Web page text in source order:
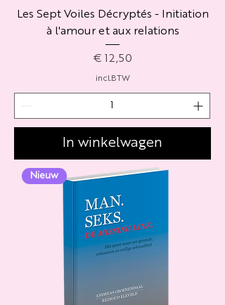
Les Sept Voiles Décryptés - Initiation
à l'amour et aux relations
Prijs
€ 12,50
incl.BTW
In winkelwagen
Nieuw